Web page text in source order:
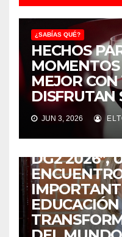
¿SABÍAS QUÉ?
HECHOS
MEJOR CON
DISFRUTAN
JUN 3, 2026
COLOMBIA
“LA
DG2 2026”,
EDUCACIÓN